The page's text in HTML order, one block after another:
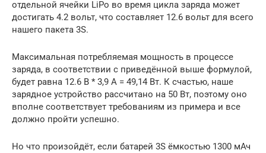
отдельной ячейки LiPo во время цикла заряда может
достигать 4.2 вольт, что составляет 12.6 вольт для всего
нашего пакета 3S.
Максимальная потребляемая мощность в процессе
заряда, в соответствии с приведённой выше формулой,
будет равна 12.6 В * 3,9 А = 49,14 Вт. К счастью, наше
зарядное устройство рассчитано на 50 Вт, поэтому оно
вполне соответствует требованиям из примера и все
должно пройти успешно.
Но что произойдёт, если батарей 3S ёмкостью 1300 мАч